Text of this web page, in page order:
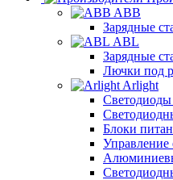
ABB
Зарядные
ABL
Зарядные
Лючки под
Arlight
Блоки
Управление